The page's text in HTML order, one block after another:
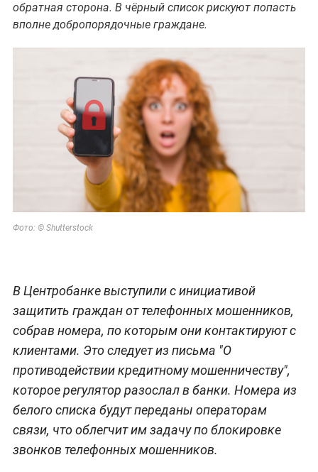
обратная сторона. В чёрный список рискуют попасть
вполне добропорядочные граждане.
Фото: © Shutterstock
В Центробанке выступили с инициативой
защитить граждан от телефонных мошенников,
собрав номера, по которым они контактируют с
клиентами. Это следует из письма "О
противодействии кредитному мошенничеству",
которое регулятор разослал в банки. Номера из
белого списка будут переданы операторам
связи, что облегчит им задачу по блокировке
звонков телефонных мошенников.